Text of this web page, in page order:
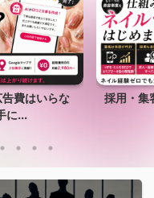
告費はいらな
に...
採用・集